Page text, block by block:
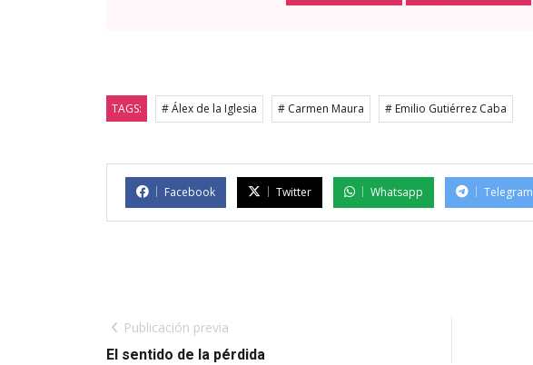
TAGS: # Álex de la Iglesia # Carmen Maura # Emilio Gutiérrez Caba
Facebook Twitter Whatsapp Telegram
Publicación previa
El sentido de la pérdida